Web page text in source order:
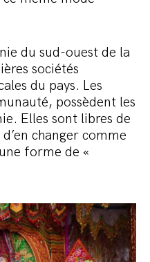
du sud-ouest de la
sociétés
du pays. Les
possèdent les
Elles sont libres de
changer comme
forme de «